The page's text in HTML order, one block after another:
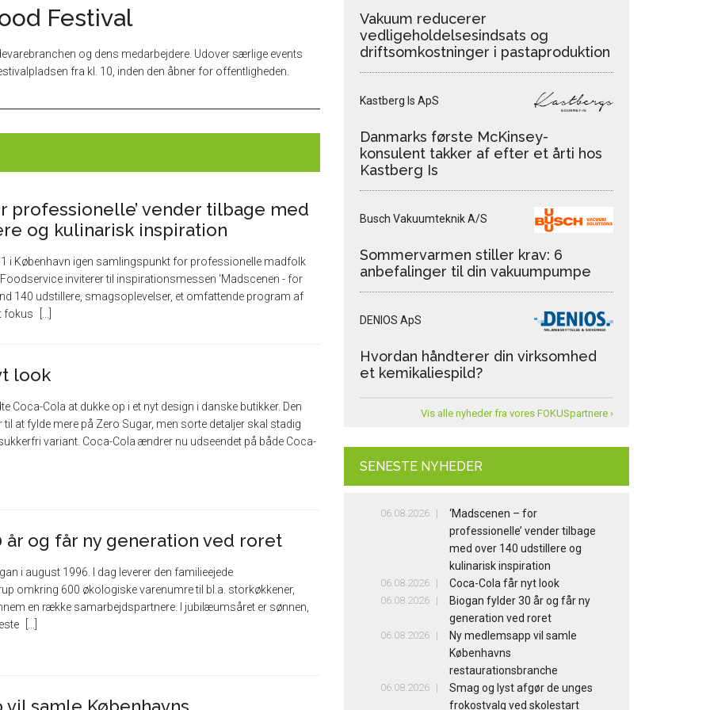
Festival
og dens medarbejdere. Udover særlige events
fra kl. 10, inden den åbner for offentligheden.
professionelle’ vender tilbage med
og kulinarisk inspiration
i København igen samlingspunkt for professionelle madfolk
inviterer til inspirationsmessen 'Madscenen - for
140 udstillere, smagsoplevelser, et omfattende program af
fokus
look
Coca-Cola at dukke op i et nyt design i danske butikker. Den
at fylde mere på Zero Sugar, men sorte detaljer skal stadig
variant. Coca-Cola ændrer nu udseendet på både Coca-
år og får ny generation ved roret
i august 1996. I dag leverer den familieejede
omkring 600 økologiske varenumre til bl.a. storkøkkener,
en række samarbejdspartnere. I jubilæumsåret er sønnen,
Vakuum reducerer
vedligeholdelsesindsats og
driftsomkostninger i pastaproduktion
Kastberg Is ApS
Danmarks første McKinsey-
konsulent takker af efter et årti hos
Kastberg Is
Busch Vakuumteknik A/S
Sommervarmen stiller krav: 6
anbefalinger til din vakuumpumpe
DENIOS ApS
Hvordan håndterer din virksomhed
et kemikaliespild?
Vis alle nyheder fra vores FOKUSpartnere ›
SENESTE NYHEDER
06.08.2026
‘Madscenen – for
professionelle’ vender tilbage
med over 140 udstillere og
kulinarisk inspiration
06.08.2026 Coca-Cola får nyt look
06.08.2026
Biogan fylder 30 år og får ny
generation ved roret
06.08.2026
Ny medlemsapp vil samle
Københavns
restaurationsbranche
06.08.2026
Smag og lyst afgør de unges
frokostvalg ved skolestart